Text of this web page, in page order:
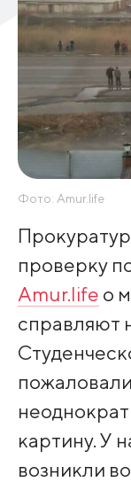
Фото: Amur.life
проверку
Amur.life о
справляют
картину. У
возникли